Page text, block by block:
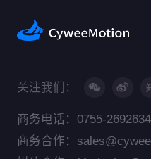
关注我们：
商务电话：0755-
商务合作：